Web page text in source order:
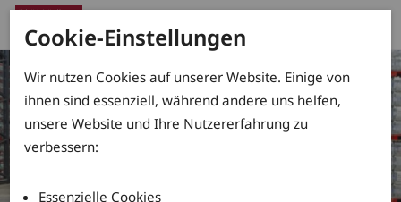
Cookie-Einstellungen
Wir nutzen Cookies auf unserer Website. Einige von
ihnen sind essenziell, während andere uns helfen,
unsere Website und Ihre Nutzererfahrung zu
verbessern:
Essenzielle Cookies